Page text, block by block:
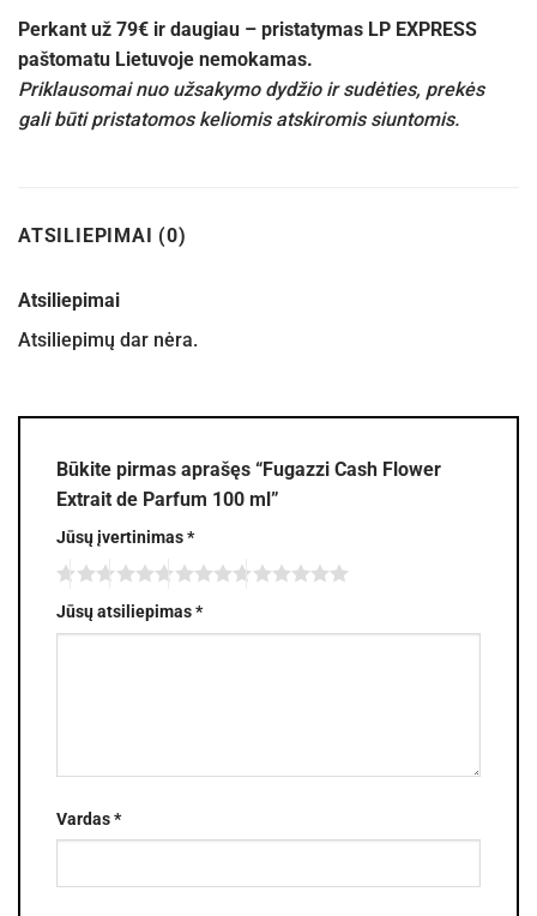
Perkant už 79€ ir daugiau – pristatymas LP EXPRESS
paštomatu Lietuvoje nemokamas.
Priklausomai nuo užsakymo dydžio ir sudėties, prekės
gali būti pristatomos keliomis atskiromis siuntomis.
ATSILIEPIMAI (0)
Atsiliepimai
Atsiliepimų dar nėra.
Būkite pirmas aprašęs “Fugazzi Cash Flower
Extrait de Parfum 100 ml”
Jūsų įvertinimas*
Jūsų atsiliepimas*
Vardas*